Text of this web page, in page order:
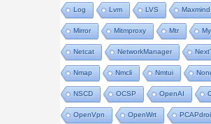
Log Lvm LVS Maxmind
Mirror Mitmproxy Mtr
Netcat NetworkManager
Nmap Nmcli Nmtui
NSCD OCSP OpenAI
OpenVpn OpenWrt